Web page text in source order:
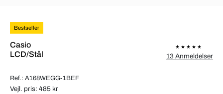
Bestseller
Casio
LCD/Stål
Ref.: A168WEGG-1BEF
13 Anmeldelser
Vejl. pris: 485 kr